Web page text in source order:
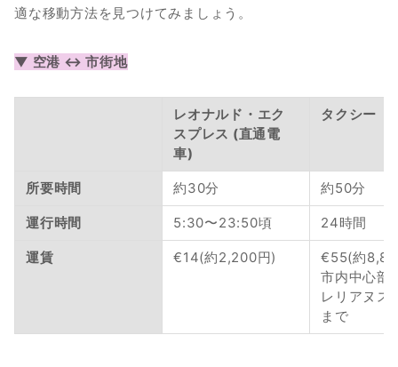
適な移動方法を見つけてみましょう。
▼ 空港 ↔︎ 市街地
レオナルド・エク
スプレス (直通電
車)
タクシー
所要時間 約30分 約50分
運行時間 5:30〜23:50頃 24時間
運賃 €14(約2,200円)
€55(約
市内中心部
レリアヌス
まで